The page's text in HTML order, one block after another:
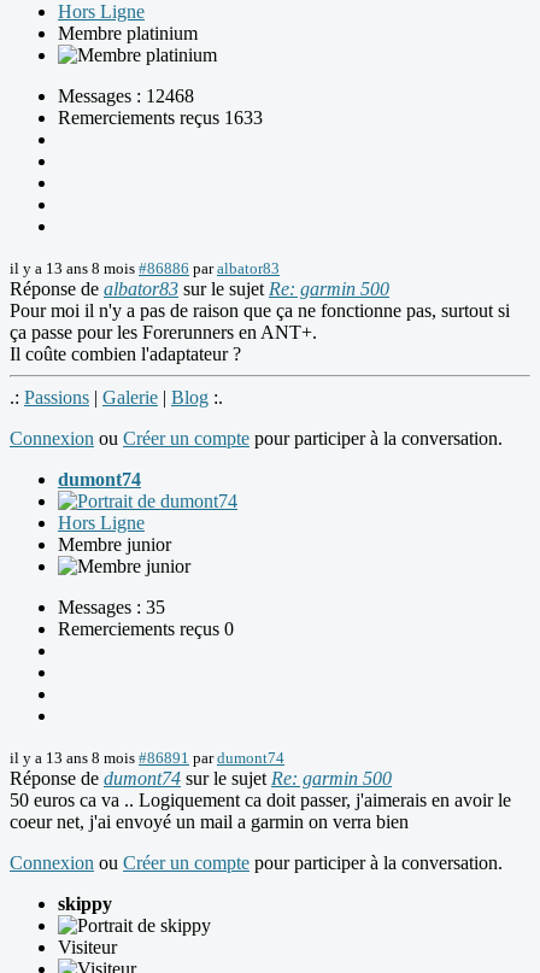
Hors Ligne
Membre platinium
Messages : 12468
Remerciements reçus 1633
il y a 13 ans 8 mois #86886 paralbator83
Réponse de albator83 sur le sujet Re: garmin 500
Pour moi il n'y a pas de raison que ça ne fonctionne pas, surtout si
ça passe pour les Forerunners en ANT+.
Il coûte combien l'adaptateur ?
.: Passions | Galerie | Blog :.
Connexion ou Créer un compte pour participer à la conversation.
dumont74
Hors Ligne
Membre junior
Messages : 35
Remerciements reçus 0
il y a 13 ans 8 mois #86891 pardumont74
Réponse de dumont74 sur le sujet Re: garmin 500
50 euros ca va .. Logiquement ca doit passer, j'aimerais en avoir le
coeur net, j'ai envoyé un mail a garmin on verra bien
Connexion ou Créer un compte pour participer à la conversation.
skippy
Visiteur